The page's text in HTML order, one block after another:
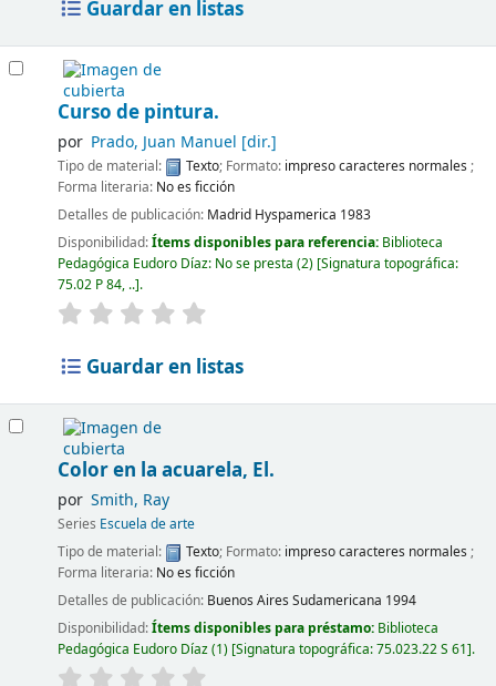
Guardar en listas
Curso de pintura.
por Prado, Juan Manuel [dir.]
Tipo de material: Texto; Formato: impreso caracteres normales ;
Forma literaria: No es ficción
Detalles de publicación: Madrid Hyspamerica 1983
Disponibilidad:Ítems disponibles para referencia: Biblioteca
Pedagógica Eudoro Díaz: No se presta (2) Signatura topográfica:
75.02 P 84, .. .
Guardar en listas
Color en la acuarela, El.
por Smith, Ray
Series Escuela de arte
Tipo de material:
Texto; Formato: impreso caracteres normales ;
Forma literaria: No es ficción
Detalles de publicación: Buenos Aires Sudamericana 1994
Disponibilidad:Ítems disponibles para préstamo: Biblioteca
Pedagógica Eudoro Díaz(1) Signatura topográfica:75.023.22 S 61 .